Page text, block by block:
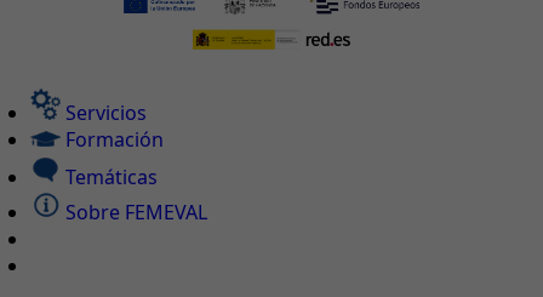
Servicios
Formación
Temáticas
Sobre FEMEVAL